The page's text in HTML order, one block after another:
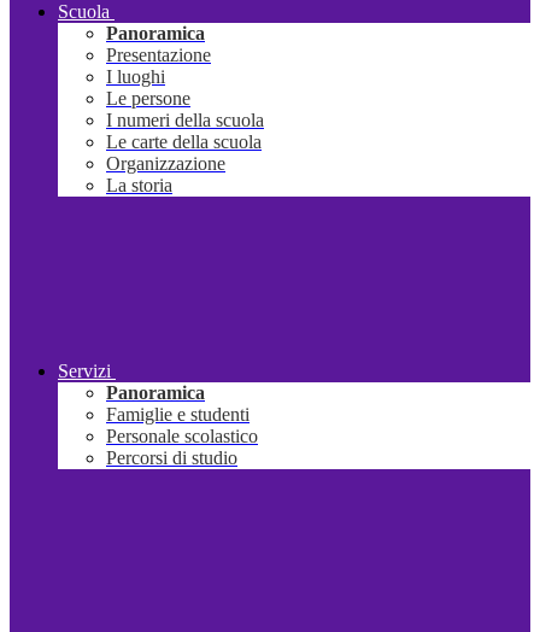
Scuola
Panoramica
Presentazione
I luoghi
Le persone
I numeri della scuola
Le carte della scuola
Organizzazione
La storia
Servizi
Panoramica
Famiglie e studenti
Personale scolastico
Percorsi di studio